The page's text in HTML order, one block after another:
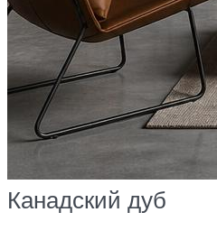
Канадский дуб